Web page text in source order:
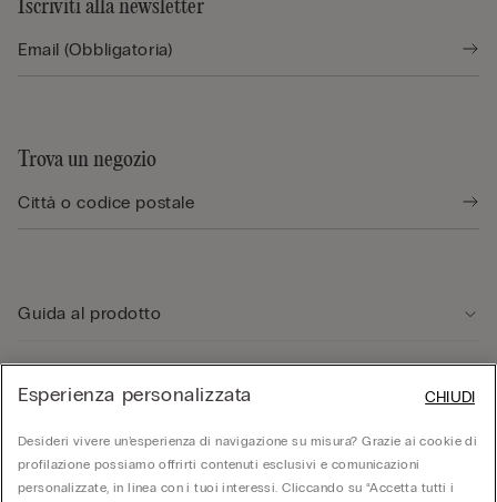
Iscriviti alla newsletter
Trova un negozio
Guida al prodotto
Area Legale
Esperienza personalizzata
Desideri vivere un’esperienza di navigazione su misura? Grazie ai cookie di
profilazione possiamo offrirti contenuti esclusivi e comunicazioni
personalizzate, in linea con i tuoi interessi. Cliccando su “Accetta tutti i
CHIUDI